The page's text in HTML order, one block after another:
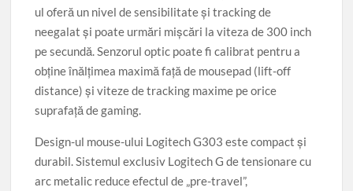
ul oferă un nivel de sensibilitate şi tracking de
neegalat şi poate urmări mişcări la viteza de 300 inch
pe secundă. Senzorul optic poate fi calibrat pentru a
obţine înălţimea maximă faţă de mousepad (lift-off
distance) şi viteze de tracking maxime pe orice
suprafaţă de gaming.
Design-ul mouse-ului Logitech G303 este compact şi
durabil. Sistemul exclusiv Logitech G de tensionare cu
arc metalic reduce efectul de „pre-travel”,